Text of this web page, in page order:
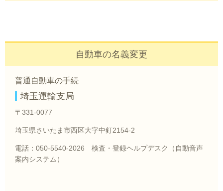
自動車の名義変更
普通自動車の手続
埼玉運輸支局
〒331-0077
埼玉県さいたま市西区大字中釘2154-2
電話：050-5540-2026 検査・登録ヘルプデスク（自動音声
案内システム）